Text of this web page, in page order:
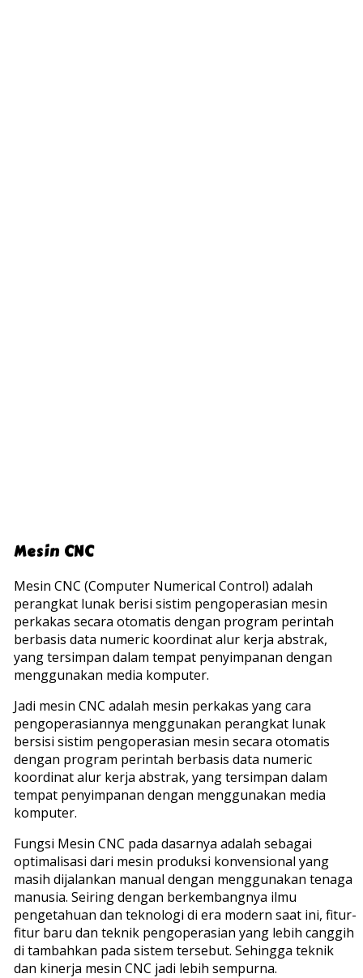
Mesin CNC
Mesin CNC (Computer Numerical Control) adalah
perangkat lunak berisi sistim pengoperasian mesin
perkakas secara otomatis dengan program perintah
berbasis data numeric koordinat alur kerja abstrak,
yang tersimpan dalam tempat penyimpanan dengan
menggunakan media komputer.
Jadi mesin CNC adalah mesin perkakas yang cara
pengoperasiannya menggunakan perangkat lunak
bersisi sistim pengoperasian mesin secara otomatis
dengan program perintah berbasis data numeric
koordinat alur kerja abstrak, yang tersimpan dalam
tempat penyimpanan dengan menggunakan media
komputer.
Fungsi Mesin CNC pada dasarnya adalah sebagai
optimalisasi dari mesin produksi konvensional yang
masih dijalankan manual dengan menggunakan tenaga
manusia. Seiring dengan berkembangnya ilmu
pengetahuan dan teknologi di era modern saat ini, fitur-
fitur baru dan teknik pengoperasian yang lebih canggih
di tambahkan pada sistem tersebut. Sehingga teknik
dan kinerja mesin CNC jadi lebih sempurna.